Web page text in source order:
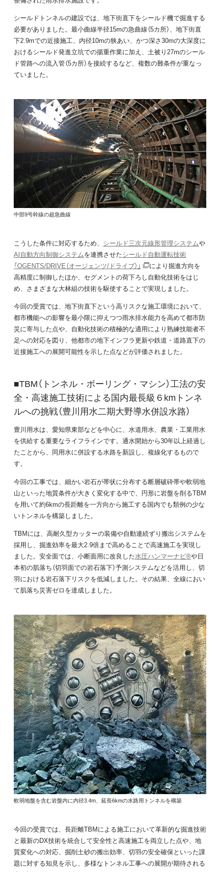
シールドトンネルの建設では、地下街直下をシールド機で掘進する
必要がありました。最小曲線半径15mの急曲線（5カ所）、地下街直
下2.9mでの近接施工、内径10mの狭あい、かつ深さ30mの大深度に
おけるシールド発進立坑での揚重作業に加え、土被り27mのシール
ド管路への流入管（5カ所）を接続するなど、複数の難条件が重なっ
ていました。
中部9号幹線の超急曲線
こうした条件に対応するため、 シールド三次元線形管理システムや
AI自動方向制御システムを連携させたシールド自動運転技術
「OGENTS/DRIVE（オージェンツ/ドライブ）」
により掘進方向を
高精度に制御したほか、セグメントの荷下ろし自動化技術をはじ
め、さまざまな大林組の技術を駆使することで実現しました。
今回の受賞では、地下街直下という高リスクな施工環境において、
都市機能への影響を最小限に抑えつつ雨水排水能力を高めて都市防
災に寄与した点や、自動化技術の積極的な適用により熟練技能者不
足への対応を図り、他都市の地下インフラ更新や鉄道・道路直下の
近接施工への展開可能性を示した点などが評価されました。
■TBM（トンネル・ボーリング・マシン）工法の安
全・高速施工技術による国内最長級６kmトンネ
ルへの挑戦（豊川用水二期大野導水併設水路）
豊川用水は、愛知県東部などを中心に、水道用水、農業・工業用水
を供給する重要なライフラインです。通水開始から30年以上経過し
たことから、同用水に併設する水路を新設し、複線化するもので
す。
今回の工事では、細かい岩石が帯状に分布する断層破砕帯や軟弱地
山といった地質条件が大きく変化する中で、円形に岩盤を削るTBM
を用いて約6kmの長距離を一方向から施工する国内でも類例の少な
いトンネルを構築しました。
TBMには、高耐久型カッターの装備や自動連続ずり搬出システムを
採用し、掘進効率を最大2.9倍まで高めることで高速施工を実現し
ました。安全面では、小断面用に改良した水圧ハンマーナビ®や日
本初の肌落ち（切羽面での岩石落下）予測システムなどを活用し、切
羽における岩石落下リスクを低減しました。その結果、全線におい
て肌落ち災害ゼロを達成しました。
軟弱地盤を含む岩盤内に内径3.4m、延長6kmの水路用トンネルを構築
今回の受賞では、長距離TBMによる施工において革新的な掘進技術
と最新のDX技術を統合して安全性と高速施工を両立した点や、地
質変化への対応、掘削土砂の搬出効率、切羽の安全確保といった課
題に対する知見を示し、多様なトンネル工事への展開が期待される